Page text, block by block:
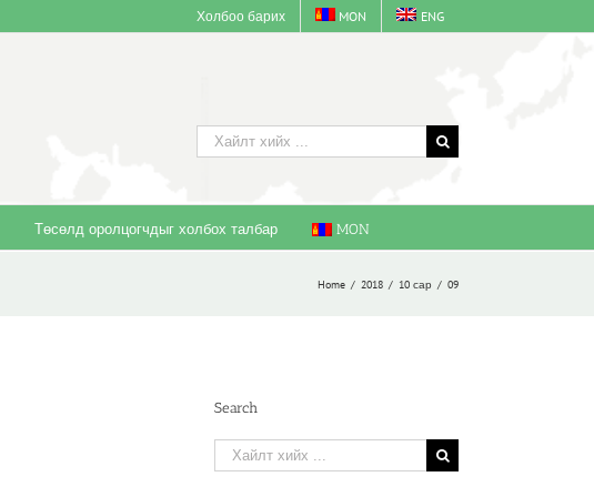
Холбоо барих MON ENG
Хайлт
хийх:
Төсөлд оролцогчдыг холбох талбар MON
Home / 2018 / 10 сар / 09
Search
Хайлт
хийх: